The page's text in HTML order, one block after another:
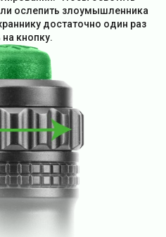
ослепить злоумышленника
достаточно один раз
кнопку.